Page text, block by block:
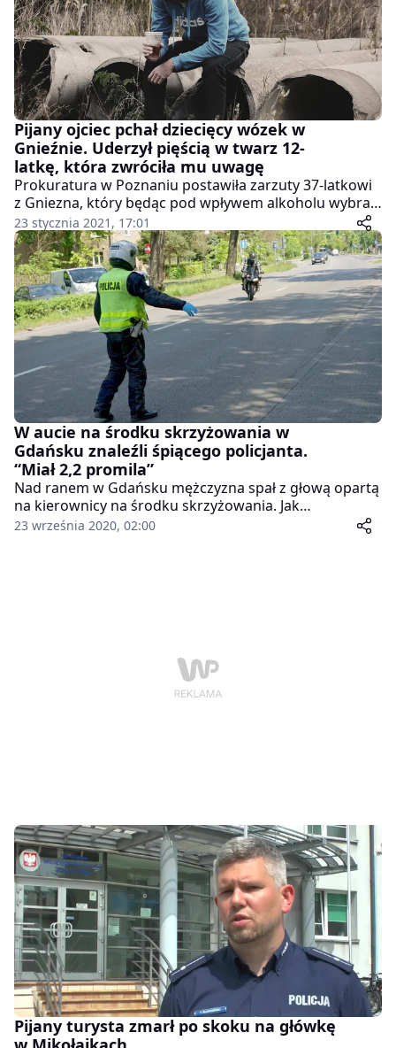
Pijany ojciec pchał dziecięcy wózek w
Gnieźnie. Uderzył pięścią w twarz 12-
latkę, która zwróciła mu uwagę
Prokuratura w Poznaniu postawiła zarzuty 37-latkowi
z Gniezna, który będąc pod wpływem alkoholu wybrał
się na spacer z dzieckiem. Uwagę zwróciła mu
przechodząca nastolatka. Mężczyzna uderzył ją pięścią
w twarz.
23 stycznia 2021, 17:01
W aucie na środku skrzyżowania w
Gdańsku znaleźli śpiącego policjanta.
“Miał 2,2 promila”
Nad ranem w Gdańsku mężczyzna spał z głową opartą
na kierownicy na środku skrzyżowania. Jak
powiedziała rzeczniczka prasowa Prokuratury
23 września 2020, 02:00
Pijany turysta zmarł po skoku na główkę